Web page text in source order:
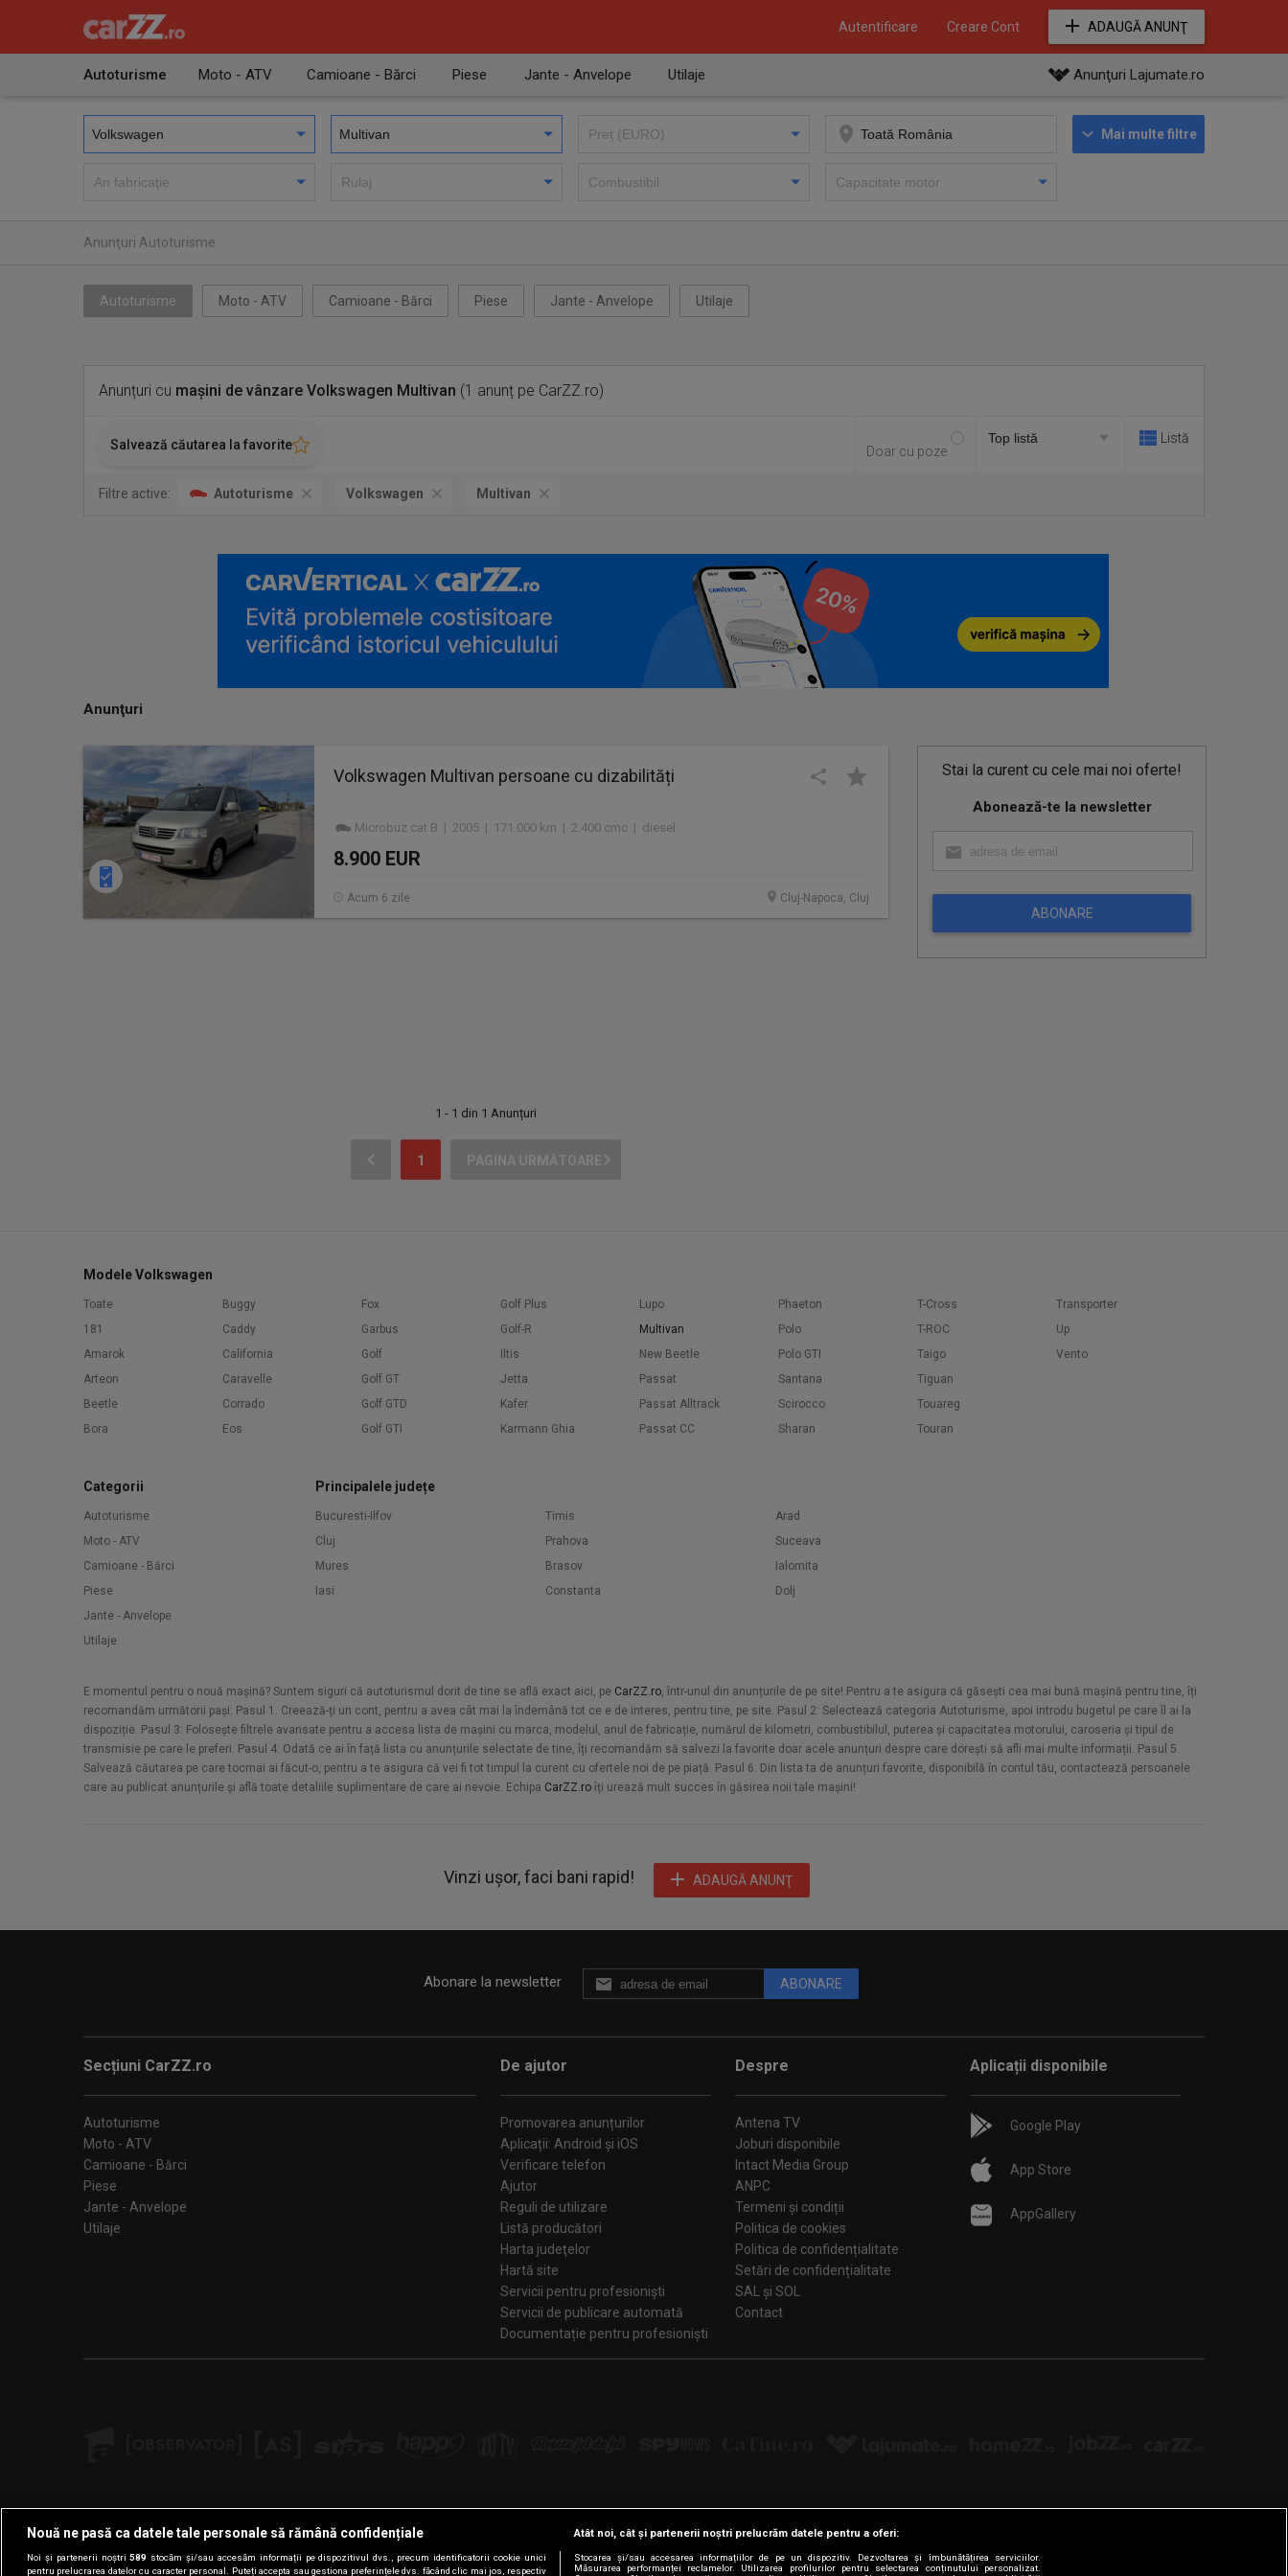
Autentificare Creare Cont ADAUGĂ ANUNŢ
Autoturisme Moto - ATV Camioane - Bărci Piese Jante - Anvelope Utilaje Anunţuri Lajumate.ro
Mai multe filtre
Anunţuri Autoturisme
Autoturisme Moto - ATV Camioane - Bărci Piese Jante - Anvelope Utilaje
Anunțuri cu mașini de vânzare Volkswagen Multivan (1 anunț pe CarZZ.ro)
Salvează căutarea la favorite Doar cu poze
Listă
Filtre active: Autoturisme Volkswagen Multivan
Stai la curent cu cele mai noi oferte!
Abonează-te la newsletter
ABONARE
Anunţuri
Volkswagen Multivan persoane cu dizabilități
Microbuz cat B | 2005 | 171.000 km | 2.400 cmc | diesel
8.900 EUR
Cluj-Napoca, Cluj
Acum 6 zile
1 - 1 din 1 Anunțuri
1 PAGINA URMĂTOARE
Modele Volkswagen
Toate
181
Amarok
Arteon
Beetle
Bora
Buggy
Caddy
California
Caravelle
Corrado
Eos
Fox
Garbus
Golf
Golf GT
Golf GTD
Golf GTI
Golf Plus
Golf-R
Iltis
Jetta
Kafer
Karmann Ghia
Lupo
Multivan
New Beetle
Passat
Passat Alltrack
Passat CC
Phaeton
Polo
Polo GTI
Santana
Scirocco
Sharan
T-Cross
T-ROC
Taigo
Tiguan
Touareg
Touran
Transporter
Up
Vento
Categorii
Autoturisme
Moto - ATV
Camioane - Bărci
Piese
Jante - Anvelope
Utilaje
Principalele județe
Bucuresti-Ilfov
Cluj
Mures
Iasi
Timis
Prahova
Brasov
Constanta
Arad
Suceava
Ialomita
Dolj
E momentul pentru o nouă mașină? Suntem siguri că autoturismul dorit de tine se află exact aici, pe CarZZ.ro, într-unul din anunțurile de pe site! Pentru a te asigura că găsești cea mai bună mașină pentru tine, îți
recomandăm următorii pași: Pasul 1. Creează-ți un cont, pentru a avea cât mai la îndemână tot ce e de interes, pentru tine, pe site. Pasul 2: Selectează categoria Autoturisme, apoi introdu bugetul pe care îl ai la
dispoziție. Pasul 3: Folosește filtrele avansate pentru a accesa lista de mașini cu marca, modelul, anul de fabricație, numărul de kilometri, combustibilul, puterea și capacitatea motorului, caroseria și tipul de
transmisie pe care le preferi. Pasul 4: Odată ce ai în față lista cu anunțurile selectate de tine, îți recomandăm să salvezi la favorite doar acele anunțuri despre care dorești să afli mai multe informații. Pasul 5.
Salvează căutarea pe care tocmai ai făcut-o, pentru a te asigura că vei fi tot timpul la curent cu ofertele noi de pe piață. Pasul 6: Din lista ta de anunțuri favorite, disponibilă în contul tău, contactează persoanele
care au publicat anunțurile și află toate detaliile suplimentare de care ai nevoie. Echipa CarZZ.ro îți urează mult succes în găsirea noii tale mașini!
Vinzi ușor, faci bani rapid! ADAUGĂ ANUNŢ
Abonare la newsletter ABONARE
Secțiuni CarZZ.ro
Autoturisme
Moto - ATV
Camioane - Bărci
Piese
Jante - Anvelope
Utilaje
De ajutor
Promovarea anunțurilor
Aplicații: Android și iOS
Verificare telefon
Ajutor
Reguli de utilizare
Listă producători
Harta judeţelor
Hartă site
Servicii pentru profesioniști
Servicii de publicare automată
Documentație pentru profesioniști
Despre
Antena TV
Joburi disponibile
Intact Media Group
ANPC
Termeni și condiții
Politica de cookies
Politica de confidențialitate
Setări de confidențialitate
SAL și SOL
Contact
Aplicații disponibile
Google Play
App Store
AppGallery
Urmărește-ne pe:
Nouă ne pasă ca datele tale personale să rămână confidențiale
Noi și partenerii noștri589 stocăm și/sau accesăm informații pe dispozitivul dvs., precum identificatorii cookie unici
pentru prelucrarea datelor cu caracter personal. Puteți accepta sau gestiona preferințele dvs. făcând clic mai jos, respectiv
Atât noi, cât și partenerii noștri prelucrăm datele pentru a oferi:
Stocarea și/sau accesarea informațiilor de pe un dispozitiv. Dezvoltarea și îmbunătățirea serviciilor.
Măsurarea performanței reclamelor. Utilizarea profilurilor pentru selectarea conținutului personalizat.